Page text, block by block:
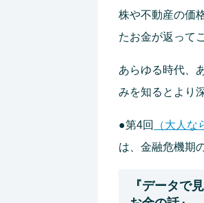
株や不動産の価
たお金が返って
あらゆる時代、
みを知るとより
●第4回 （大人
は、金融危機期
『データで